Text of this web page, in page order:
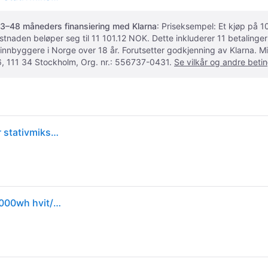
3–48 måneders finansiering med Klarna: Priseksempel: Et kjøp på
beløper seg til 11 101.12 NOK. Dette inkluderer 11
i Norge over 18 år. Forutsetter godkjenning av Klarna.
111 34 Stockholm, Org. nr.: 556737-0431. Se vilkår og andre
Kenwood KAX71.000WH - Iskremmakertilbehør - for stativmikser - hvit - for Chef XL KMM715, KVL4100, KVL4110, KVL4115, KVL4120, KVL4140, KVL4170
Kenwood - Iskrem- og sorbetmaskin tilbehør kax71.000wh hvit/klar